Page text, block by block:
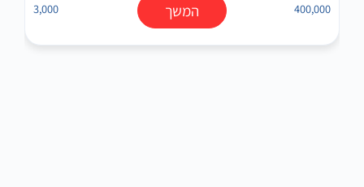
3,000 400,000 המשך